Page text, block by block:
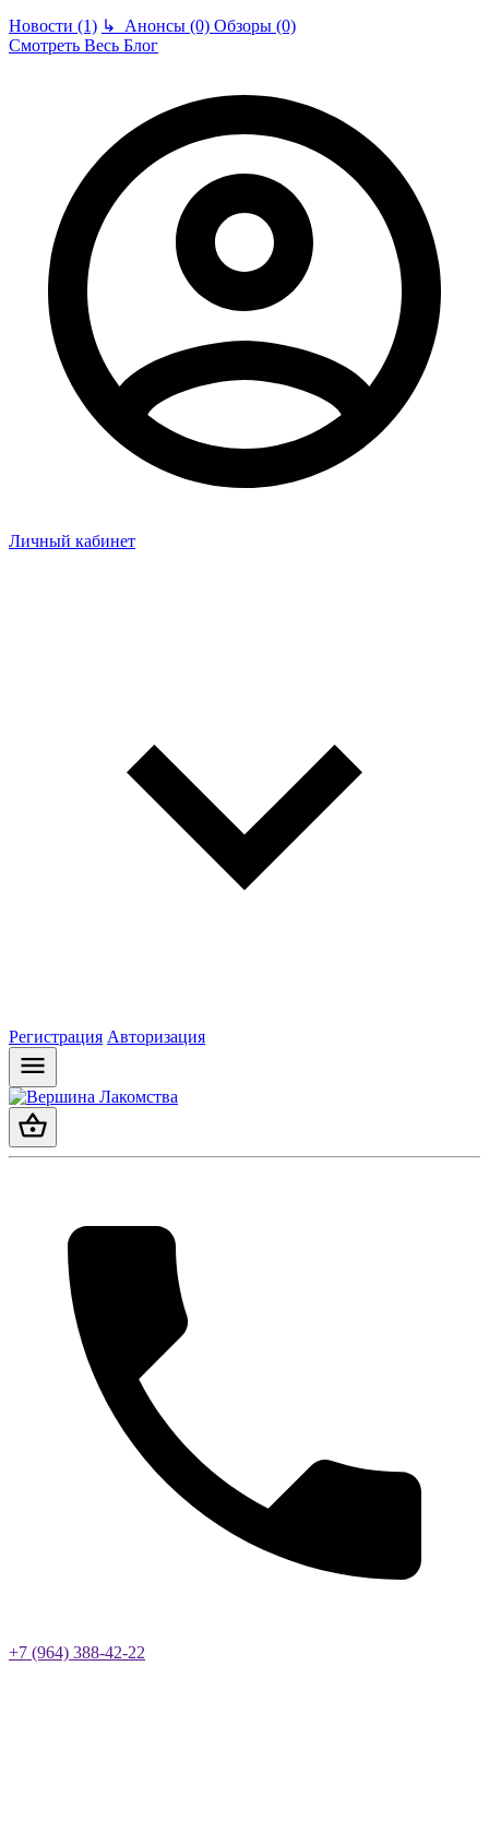
Новости (1) ↳ Анонсы (0) Обзоры (0)
Смотреть Весь Блог
Личный кабинет
Регистрация Авторизация
+7 (964) 388-42-22